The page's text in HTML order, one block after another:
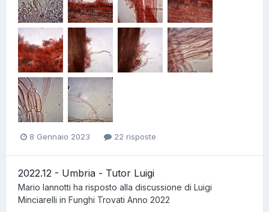
8 Gennaio 2023 22 risposte
2022.12 - Umbria - Tutor Luigi
Mario Iannotti ha risposto alla discussione di Luigi
Minciarelli in Funghi Trovati Anno 2022